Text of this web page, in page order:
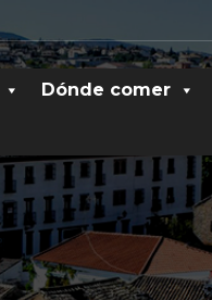
Dónde comer